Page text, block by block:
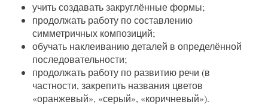
учить создавать закруглённые формы;
продолжать работу по составлению
симметричных композиций;
обучать наклеиванию деталей в определённой
последовательности;
продолжать работу по развитию речи (в
частности, закрепить названия цветов
«оранжевый», «серый», «коричневый»).